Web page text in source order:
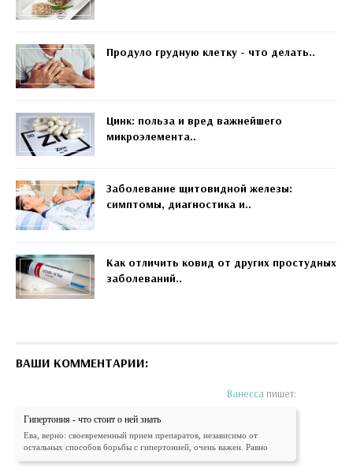
Продуло грудную клетку - что делать..
Цинк: польза и вред важнейшего
микроэлемента..
Заболевание щитовидной железы:
симптомы, диагностика и..
Как отличить ковид от других простудных
заболеваний..
ВАШИ КОММЕНТАРИИ:
Ванесса пишет:
Гипертония - что стоит о ней знать
Ева, верно: своевременный прием препаратов, независимо от
остальных способов борьбы с гипертонией, очень важен. Равно